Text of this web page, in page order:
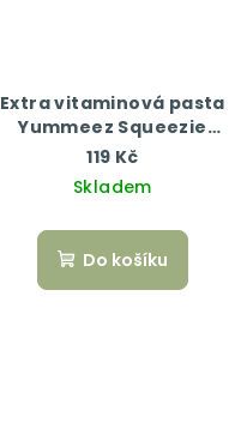
Extra vitaminová pasta
Yummeez Squeezie
Junior 100 g
119 Kč
Skladem
Do košíku